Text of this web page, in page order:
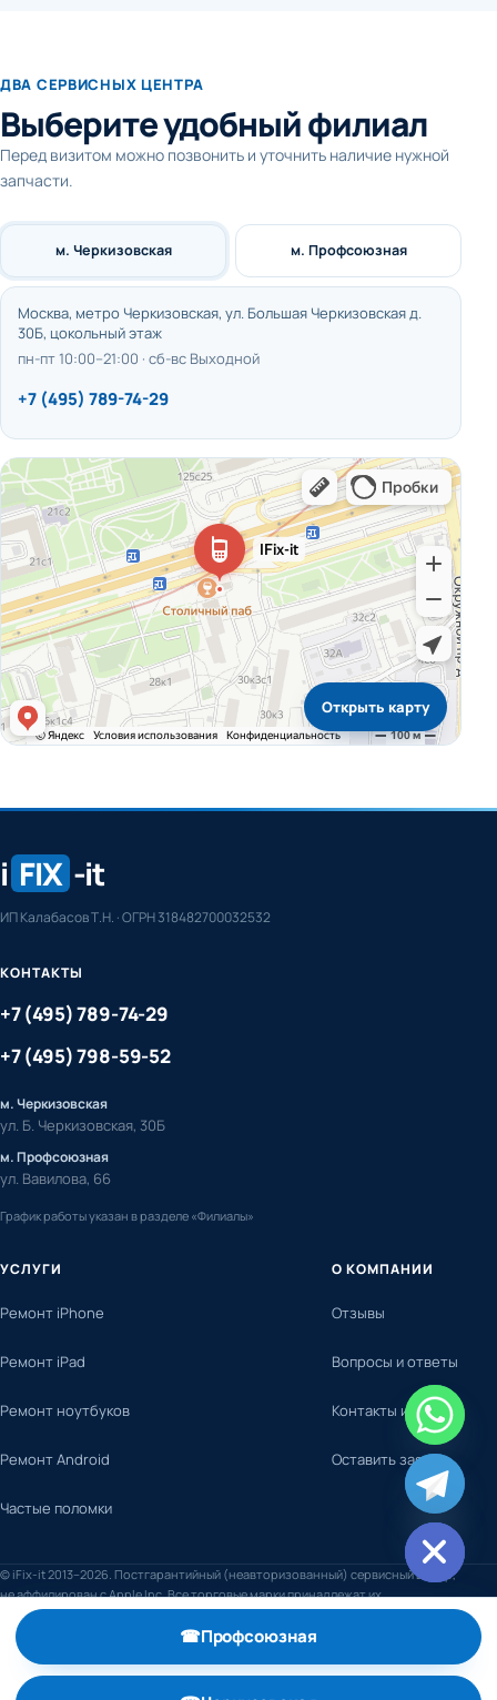
ДВА СЕРВИСНЫХ ЦЕНТРА
Выберите удобный филиал
Перед визитом можно позвонить и уточнить наличие нужной
запчасти.
м. Черкизовская
Москва, метро Черкизовская, ул. Большая Черкизовская д.
30Б, цокольный этаж
пн-пт 10:00–21:00 · сб-вс Выходной
+7 (495) 789-74-29
м. Профсоюзная
Открыть карту
i FIX -it
ИП Калабасов Т.Н. · ОГРН 318482700032532
УСЛУГИ
Ремонт iPhone
Ремонт iPad
Ремонт ноутбуков
Ремонт Android
Частые поломки
О КОМПАНИИ
Отзывы
Вопросы и ответы
Контакты и адреса
Оставить заявку
КОНТАКТЫ
+7 (495) 789-74-29
+7 (495) 798-59-52
м. Черкизовская
ул. Б. Черкизовская, 30Б
м. Профсоюзная
ул. Вавилова, 66
График работы указан в разделе «Филиалы»
© iFix-it 2013–2026. Постгарантийный (неавторизованный) сервисный центр,
не аффилирован с Apple Inc. Все торговые марки принадлежат их
правообладателям.
☎Профсоюзная
, телефон +7 (495) 798-59-52
Hide
chaty